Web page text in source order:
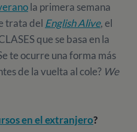
la primera semana
trata del English Alive, el
que se basa en la
te ocurre una forma más
de la vuelta al cole? We
en el extranjero?